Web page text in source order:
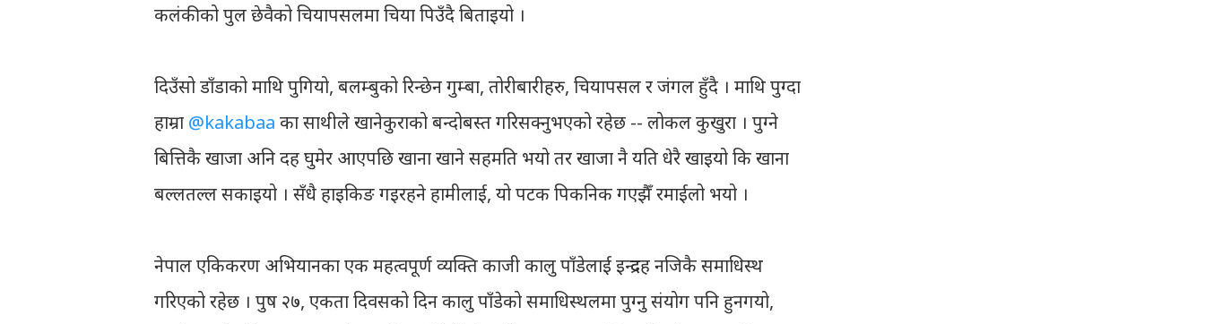
कलंकीको पुल छेवैको चियापसलमा चिया पिउँदै बिताइयो ।
दिउँसो डाँडाको माथि पुगियो, बलम्बुको रिन्छेन गुम्बा, तोरीबारीहरु, चियापसल र जंगल हुँदै । माथि पुग्दा
हाम्रा @kakabaa का साथीले खानेकुराको बन्दोबस्त गरिसक्नुभएको रहेछ -- लोकल कुखुरा । पुग्ने
बित्तिकै खाजा अनि दह घुमेर आएपछि खाना खाने सहमति भयो तर खाजा नै यति धेरै खाइयो कि खाना
बल्लतल्ल सकाइयो । सँधै हाइकिङ गइरहने हामीलाई, यो पटक पिकनिक गएझैँ रमाईलो भयो ।
नेपाल एकिकरण अभियानका एक महत्वपूर्ण व्यक्ति काजी कालु पाँडेलाई इन्द्रदह नजिकै समाधिस्थ
गरिएको रहेछ । पुष २७, एकता दिवसको दिन कालु पाँडेको समाधिस्थलमा पुग्नु संयोग पनि हुनगयो,